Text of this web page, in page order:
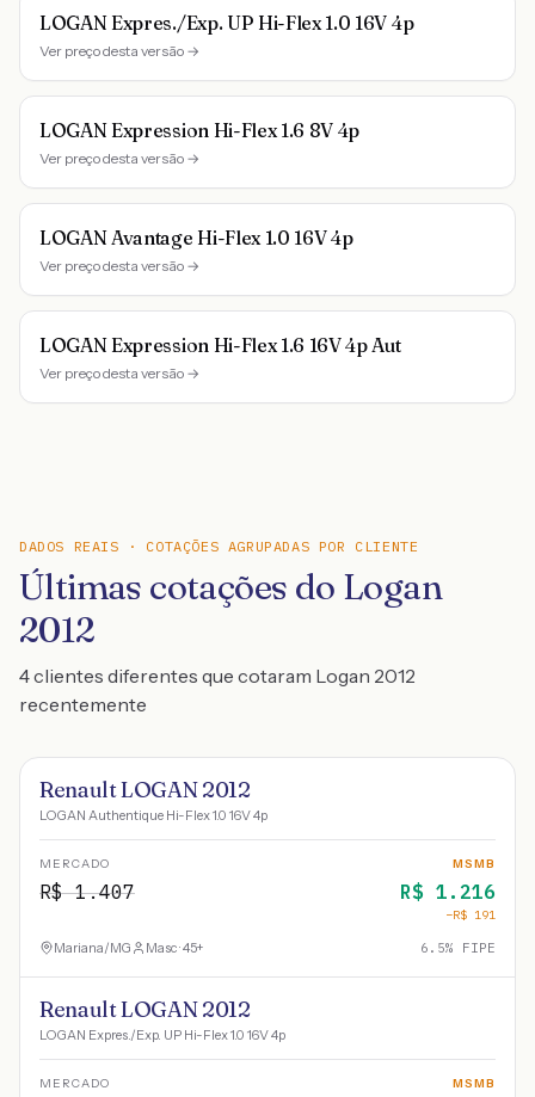
LOGAN Expres./Exp. UP Hi-Flex 1.0 16V 4p
Ver preço desta versão →
LOGAN Expression Hi-Flex 1.6 8V 4p
Ver preço desta versão →
LOGAN Avantage Hi-Flex 1.0 16V 4p
Ver preço desta versão →
LOGAN Expression Hi-Flex 1.6 16V 4p Aut
Ver preço desta versão →
DADOS REAIS · COTAÇÕES AGRUPADAS POR CLIENTE
Últimas cotações do Logan
2012
4 clientes diferentes que cotaram Logan 2012
recentemente
Renault LOGAN 2012
LOGAN Authentique Hi-Flex 1.0 16V 4p
MERCADO
R$1.407
MSMB
R$ 1.216
−R$ 191
Mariana/MG Masc · 45+ 6.5% FIPE
Renault LOGAN 2012
LOGAN Expres./Exp. UP Hi-Flex 1.0 16V 4p
MERCADO MSMB